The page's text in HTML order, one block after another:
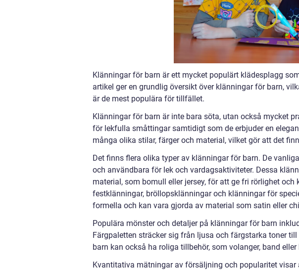
Klänningar för barn är ett mycket populärt klädesplagg
artikel ger en grundlig översikt över klänningar för barn,
är de mest populära för tillfället.
Klänningar för barn är inte bara söta, utan också mycket
för lekfulla småttingar samtidigt som de erbjuder en
många olika stilar, färger och material, vilket gör att det
Det finns flera olika typer av klänningar för barn. De
och användbara för lek och vardagsaktiviteter. Dessa
material, som bomull eller jersey, för att ge fri rörlighet
festklänningar, bröllopsklänningar och klänningar för
formella och kan vara gjorda av material som satin eller
Populära mönster och detaljer på klänningar för barn
Färgpaletten sträcker sig från ljusa och färgstarka toner
barn kan också ha roliga tillbehör, som volanger, band
Kvantitativa mätningar av försäljning och popularitet